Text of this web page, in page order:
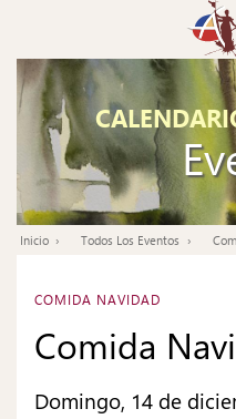
contenido
principal
Ruta
navegación
Inicio Todos Los Eventos
COMIDA NAVIDAD
Comida
Domingo, 14 de